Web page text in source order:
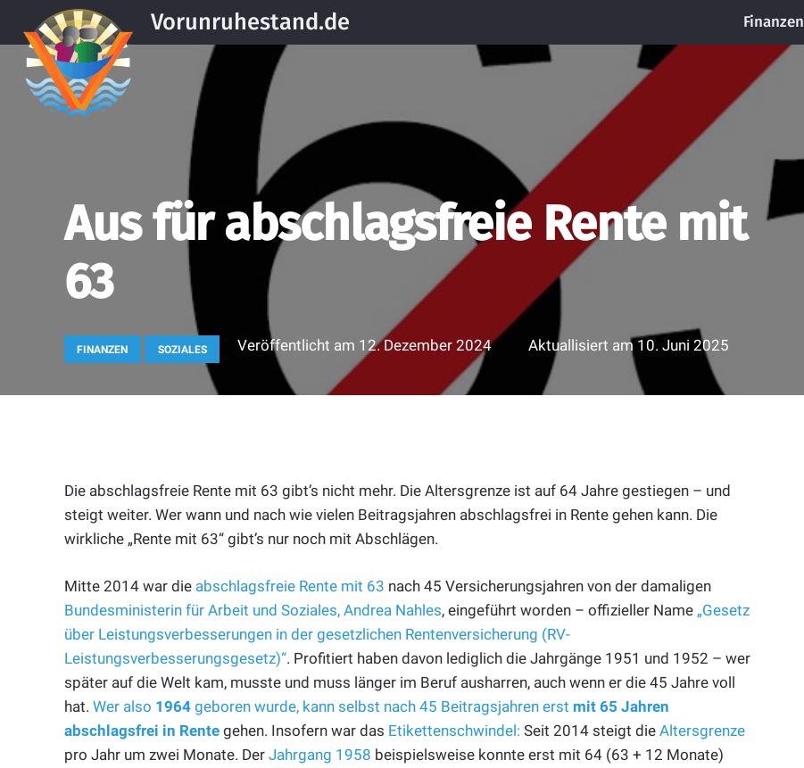
Vorunruhestand.de Finanzen
Aus für abschlagsfreie Rente mit
63
FINANZEN SOZIALES Veröffentlicht am 12. Dezember 2024 Aktuallisiert am 10. Juni 2025
Die abschlagsfreie Rente mit 63 gibt’s nicht mehr. Die Altersgrenze ist auf 64 Jahre gestiegen – und
steigt weiter. Wer wann und nach wie vielen Beitragsjahren abschlagsfrei in Rente gehen kann. Die
wirkliche „Rente mit 63“ gibt’s nur noch mit Abschlägen.
Mitte 2014 war die abschlagsfreie Rente mit 63 nach 45 Versicherungsjahren von der damaligen
Bundesministerin für Arbeit und Soziales, Andrea Nahles, eingeführt worden – offizieller Name „Gesetz
über Leistungsverbesserungen in der gesetzlichen Rentenversicherung (RV-
Leistungsverbesserungsgesetz)“. Profitiert haben davon lediglich die Jahrgänge 1951 und 1952 – wer
später auf die Welt kam, musste und muss länger im Beruf ausharren, auch wenn er die 45 Jahre voll
hat. Wer also 1964 geboren wurde, kann selbst nach 45 Beitragsjahren erst mit 65 Jahren
abschlagsfrei in Rente gehen. Insofern war das Etikettenschwindel: Seit 2014 steigt die Altersgrenze
pro Jahr um zwei Monate. Der Jahrgang 1958 beispielsweise konnte erst mit 64 (63 + 12 Monate)